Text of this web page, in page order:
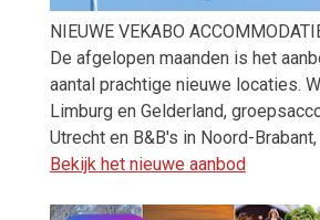
NIEUWE VEKABO
De afgelopen maanden is het
aantal prachtige nieuwe locaties.
Limburg en Gelderland,
Utrecht en B&B's in Noord-
Bekijk het nieuwe aanbod